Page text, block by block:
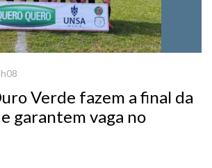
Verde fazem a final da
garantem vaga no